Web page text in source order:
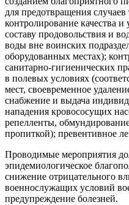
для предотвращения
контролирование качества
составу продовольствия и
воды вне воинских
оборудованных местах);
санитарно-гигиенических
в полевых условиях
мест, своевременное
снабжение и выдача
нападения кровососущих
репелленты,
пропиткой); превентивное
Проводимые мероприятия
эпидемиологическое
снижение отрицательного
военнослужащих условий
предупреждение болезней.